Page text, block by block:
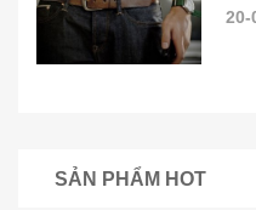
20-
SẢN PHẨM HOT